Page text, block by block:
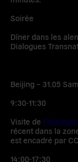
Soirée
Dîner dans les
Dialogues
Beijing – 31.05
9:30-11:30
Visite de
récent dans la
est encadré par
14:00-17:30